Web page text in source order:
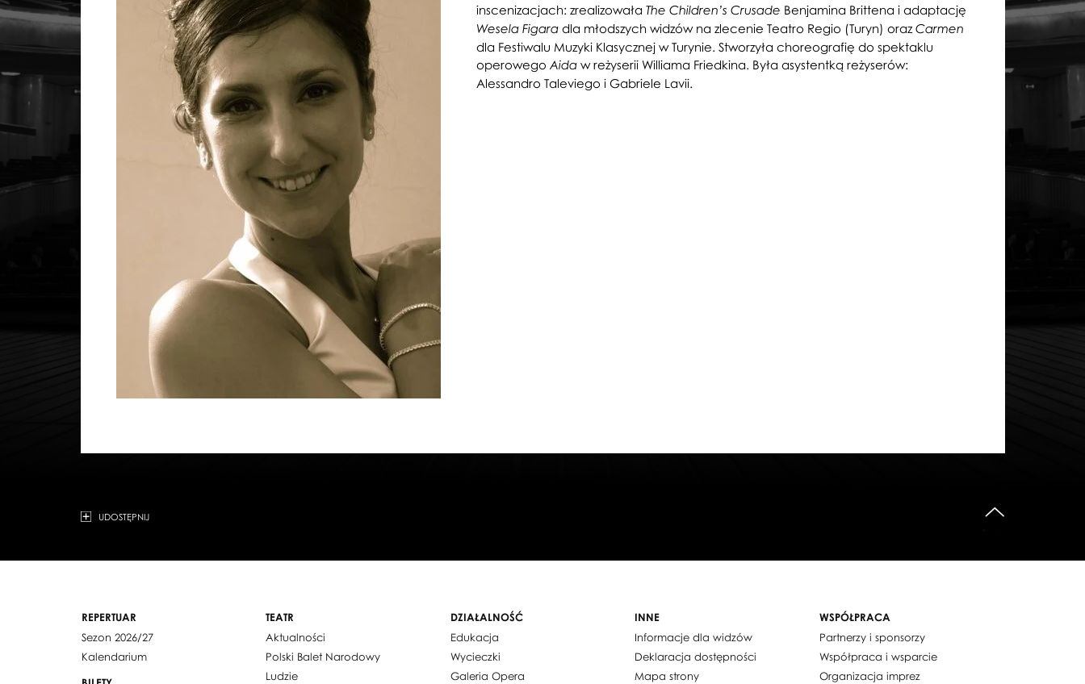
inscenizacjach: zrealizowała The Children’s Crusade Benjamina Brittena i adaptację
Wesela Figaradla młodszych widzów na zlecenie Teatro Regio (Turyn) oraz Carmen
dla Festiwalu Muzyki Klasycznej w Turynie. Stworzyła choreografię do spektaklu
operowego Aida w reżyserii Williama Friedkina. Była asystentką reżyserów:
Alessandro Taleviego i Gabriele Lavii.
UDOSTĘPNIJ
REPERTUAR
Sezon 2026/27
Kalendarium
TEATR
Aktualności
Polski Balet Narodowy
Ludzie
DZIAŁALNOŚĆ
Edukacja
Wycieczki
Galeria Opera
INNE
Informacje dla widzów
Deklaracja dostępności
Mapa strony
WSPÓŁPRACA
Partnerzy i sponsorzy
Współpraca i wsparcie
Organizacja imprez